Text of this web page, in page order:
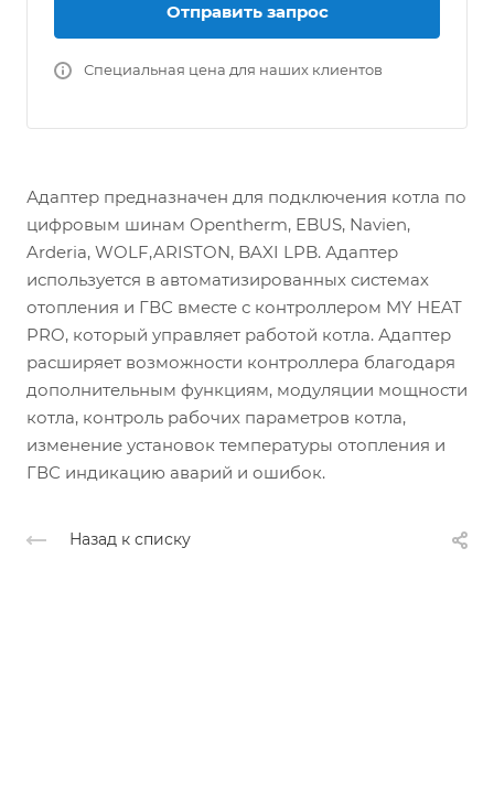
Отправить запрос
Специальная цена для наших клиентов
Адаптер предназначен для подключения котла по
цифровым шинам Opentherm, EBUS, Navien,
Arderia, WOLF,ARISTON, BAXI LPB. Адаптер
используется в автоматизированных системах
отопления и ГВС вместе с контроллером MY HEAT
PRO, который управляет работой котла. Адаптер
расширяет возможности контроллера благодаря
дополнительным функциям, модуляции мощности
котла, контроль рабочих параметров котла,
изменение установок температуры отопления и
ГВС индикацию аварий и ошибок.
Назад к списку